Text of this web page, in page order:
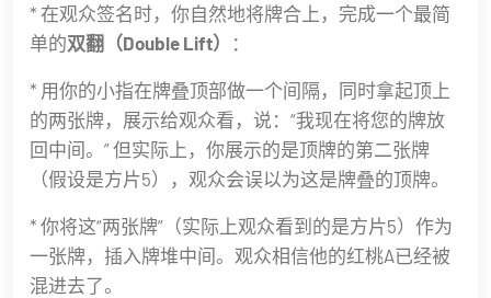
* 在观众签名时，你自然地将牌合上，完成一个最简
单的双翻（Double Lift） ：
* 用你的小指在牌叠顶部做一个间隔，同时拿起顶上
的两张牌，展示给观众看，说：“我现在将您的牌放
回中间。” 但实际上，你展示的是顶牌的第二张牌
（假设是方片5），观众会误以为这是牌叠的顶牌。
* 你将这“两张牌”（实际上观众看到的是方片5）作为
一张牌，插入牌堆中间。观众相信他的红桃A已经被
混进去了。